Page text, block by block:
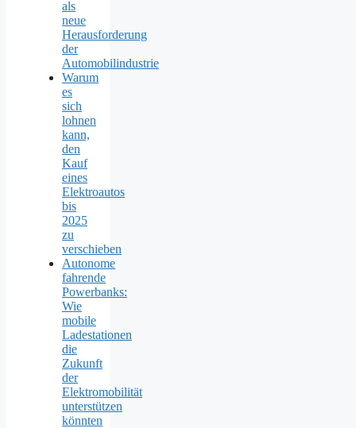
als
neue
Herausforderung
der
Automobilindustrie
Warum
es
sich
lohnen
kann,
den
Kauf
eines
Elektroautos
bis
2025
zu
verschieben
Autonome
fahrende
Powerbanks:
Wie
mobile
Ladestationen
die
Zukunft
der
Elektromobilität
unterstützen
könnten